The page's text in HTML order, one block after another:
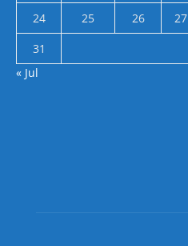
24
25 26 27
31
« Jul